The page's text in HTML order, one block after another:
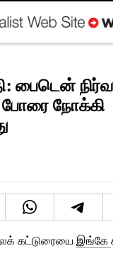
பைடென்
நோக்கி
கட்டுரையை இங்கே